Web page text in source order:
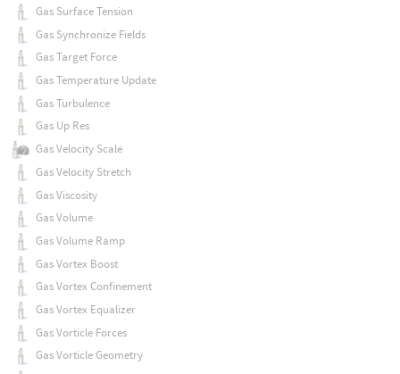
Gas Surface Tension
Gas Synchronize Fields
Gas Target Force
Gas Temperature Update
Gas Turbulence
Gas Up Res
Gas Velocity Scale
Gas Velocity Stretch
Gas Viscosity
Gas Volume
Gas Volume Ramp
Gas Vortex Boost
Gas Vortex Confinement
Gas Vortex Equalizer
Gas Vorticle Forces
Gas Vorticle Geometry